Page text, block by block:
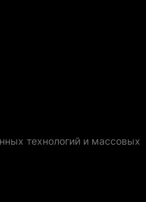
технологий и массовых